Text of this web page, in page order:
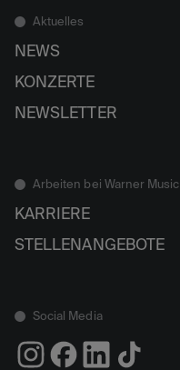
Aktuelles
NEWS
KONZERTE
NEWSLETTER
Arbeiten bei Warner Music
KARRIERE
STELLENANGEBOTE
Social Media